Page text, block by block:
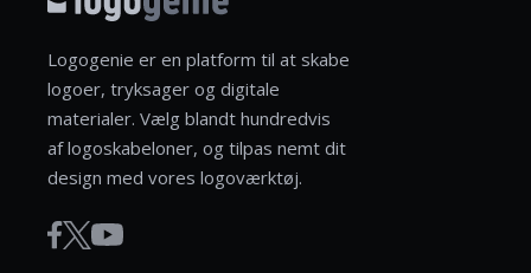
Logogenie er en platform til at skabe
logoer, tryksager og digitale
materialer. Vælg blandt hundredvis
af logoskabeloner, og tilpas nemt dit
design med vores logoværktøj.